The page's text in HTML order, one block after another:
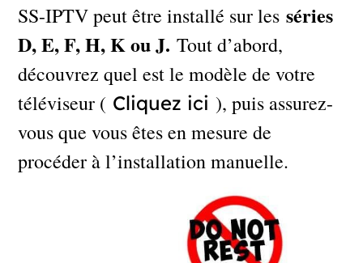
SS-IPTV peut être installé sur lesséries
D, E, F, H, K ou J. Tout d’abord,
découvrez quel est le modèle de votre
téléviseur ( Cliquez ici ), puis assurez-
vous que vous êtes en mesure de
procéder à l’installation manuelle.